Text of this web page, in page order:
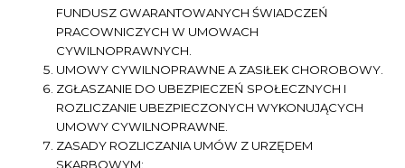
FUNDUSZ GWARANTOWANYCH ŚWIADCZEŃ
PRACOWNICZYCH W UMOWACH
CYWILNOPRAWNYCH.
UMOWY CYWILNOPRAWNE A ZASIŁEK CHOROBOWY.
ZGŁASZANIE DO UBEZPIECZEŃ SPOŁECZNYCH I
ROZLICZANIE UBEZPIECZONYCH WYKONUJĄCYCH
UMOWY CYWILNOPRAWNE.
ZASADY ROZLICZANIA UMÓW Z URZĘDEM
SKARBOWYM: